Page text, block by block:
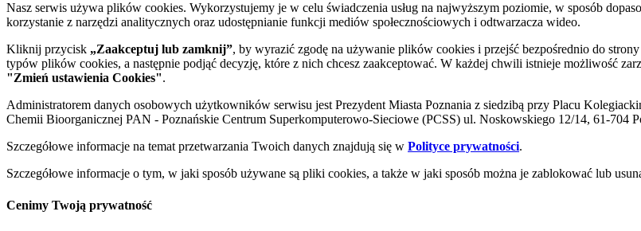
Nasz serwis używa plików cookies. Wykorzystujemy je w celu świadczenia usług na najwyższym poziomie, w sposób
korzystanie z narzędzi analitycznych oraz udostępnianie funkcji mediów społecznościowych i odtwarzacza wideo.
Kliknij przycisk „Zaakceptuj lub zamknij”, by wyrazić zgodę na używanie plików cookies i przejść bezpośrednio do
typów plików cookies, a następnie podjąć decyzję, które z nich chcesz zaakceptować. W każdej chwili istnieje możliwość
"Zmień ustawienia Cookies".
Administratorem danych osobowych użytkowników serwisu jest Prezydent Miasta Poznania z siedzibą przy Placu
Chemii Bioorganicznej PAN - Poznańskie Centrum Superkomputerowo-Sieciowe (PCSS) ul. Noskowskiego 12/14, 61-704
Szczegółowe informacje na temat przetwarzania Twoich danych znajdują się w Polityce prywatności.
Szczegółowe informacje o tym, w jaki sposób używane są pliki cookies, a także w jaki sposób można je zablokować lub
Cenimy Twoją prywatność